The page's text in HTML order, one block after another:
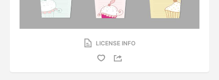
LICENSE INFO